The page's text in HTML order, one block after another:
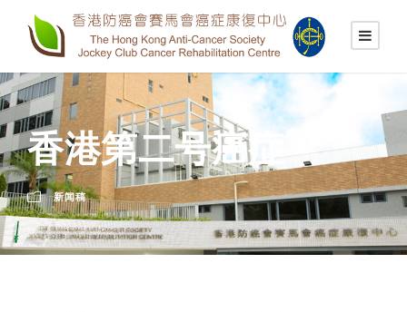
香港第二号癌症
新闻稿